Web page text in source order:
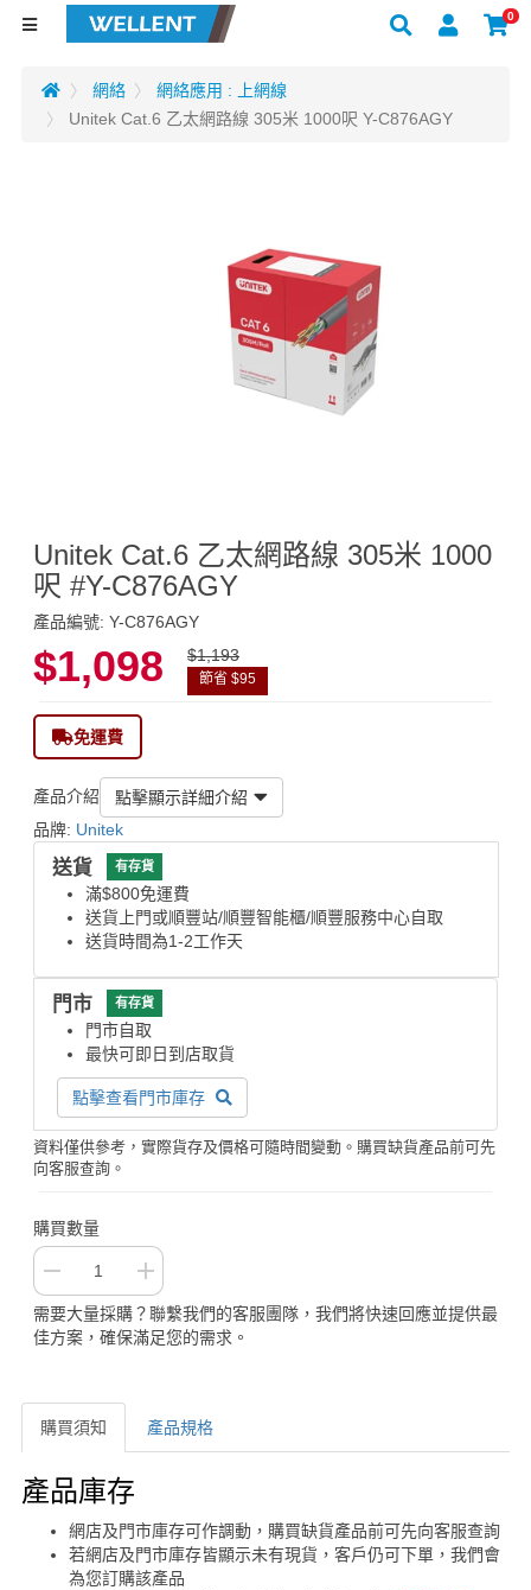
0
網絡
網絡應用 : 上網線
Unitek Cat.6 乙太網路線 305米 1000呎 Y-C876AGY
Unitek Cat.6 乙太網路線 305米 1000
呎 #Y-C876AGY
產品編號: Y-C876AGY
$1,098 $1,193
節省 $95
免運費
產品介紹
點擊顯示詳細介紹
品牌: Unitek
送貨 有存貨
滿$800免運費
送貨上門或順豐站/順豐智能櫃/順豐服務中心自取
送貨時間為1-2工作天
門市 有存貨
門市自取
最快可即日到店取貨
點擊查看門市庫存
資料僅供參考，實際貨存及價格可隨時間變動。購買缺貨產品前可先
向客服查詢。
購買數量
需要大量採購？聯繫我們的客服團隊，我們將快速回應並提供最
佳方案，確保滿足您的需求。
購買須知 產品規格
購買須知
產品庫存
網店及門市庫存可作調動，購買缺貨產品前可先向客服查詢
若網店及門市庫存皆顯示未有現貨，客戶仍可下單，我們會
為您訂購該產品